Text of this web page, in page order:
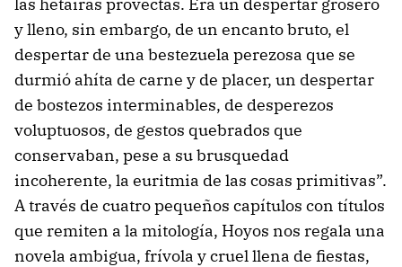
y lleno, sin embargo, de un encanto bruto, el
despertar de una bestezuela perezosa que se
durmió ahíta de carne y de placer, un despertar
de bostezos interminables, de desperezos
voluptuosos, de gestos quebrados que
conservaban, pese a su brusquedad
incoherente, la euritmia de las cosas primitivas”.
A través de cuatro pequeños capítulos con títulos
que remiten a la mitología, Hoyos nos regala una
novela ambigua, frívola y cruel llena de fiestas,